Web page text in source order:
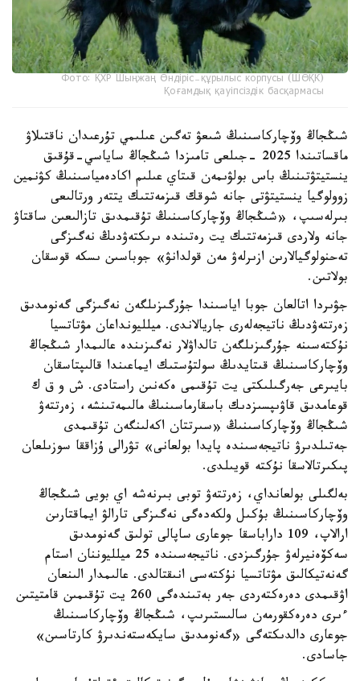
Фото: ҚХР Шыңжаң Өндіріс-құрылыс корпусы (ШӨҚК)
Қоғамдық қауіпсіздік басқармасы
شىڭجاڭ وۆچاركاسىنىڭ شىعۋ تەگىن عىلىمي تۇرعىدان ناقتىلاۋ
ماقساتىندا 2025 -جىلعى تامىزدا شىڭجاڭ ساياسي-قۇقىق
ينستيتۋتىنىڭ باس بولۋىمەن قىتاي عىلىم اكادەمياسىنىڭ كۋنمين
زوولوگيا ينستيتۋتى جانە شوقك قىزمەتتىك يتتەر ورتالىعى
بىرلەسىپ، «شىڭجاڭ وۆچاركاسىنىڭ تۇقىمدىق تازالىعىن ساقتاۋ
جانە ولاردى قىزمەتتىك يت رەتىندە ىرىكتەۋدىڭ نەگىزگى
تەحنولوگيالارىن ازىرلەۋ مەن قولدانۋ» جوباسىن ىسكە قوسقان
بولاتىن.
جۋىردا اتالعان جوبا اياسىندا جۇرگىزىلگەن نەگىزگى گەنومدىق
زەرتتەۋدىڭ ناتيجەلەرى جاريالاندى. ميلليونداعان مۋتاتسيا
نۇكتەسىنە جۇرگىزىلگەن تالداۋلار نەگىزىندە عالىمدار شىڭجاڭ
وۆچاركاسىنىڭ قىتايدىڭ سولتۇستىك ايماعىندا قالىپتاسقان
بايىرعى جەرگىلىكتى يت تۇقىمى ەكەنىن راستادى. ش و ق ك
قوعامدىق قاۋىپسىزدىك باسقارماسىنىڭ مالىمەتىنشە، زەرتتەۋ
شىڭجاڭ وۆچاركاسىنىڭ «سىرتتان اكەلىنگەن تۇقىمدى
جەتىلدىرۋ ناتيجەسىندە پايدا بولعانى» تۋرالى ۇزاققا سوزىلعان
پىكىرتالاسقا نۇكتە قويىلدى.
بەلگىلى بولعانداي، زەرتتەۋ توبى بىرنەشە اي بويى شىڭجاڭ
وۆچاركاسىنىڭ بۇكىل ولكەدەگى نەگىزگى تارالۋ ايماقتارىن
ارالاپ، 109 داراباسقا جوعارى ساپالى تولىق گەنومدىق
سەكۆەنيرلەۋ جۇرگىزدى. ناتيجەسىندە 25 ميلليوننان استام
گەنەتيكالىق مۋتاتسيا نۇكتەسى انىقتالدى. عالىمدار الىنعان
اۋقىمدى دەرەكتەردى جەر بەتىندەگى 260 يت تۇقىمىن قامتيتىن
ءىرى دەرەكقورمەن سالىستىرىپ، شىڭجاڭ وۆچاركاسىنىڭ
جوعارى دالدىكتەگى «گەنومدىق سايكەستەندىرۋ كارتاسىن»
جاسادى.